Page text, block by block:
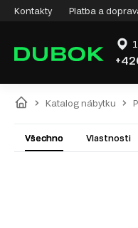
Kontakty Platba a
Katalog nábytku
Všechno Vlastnosti